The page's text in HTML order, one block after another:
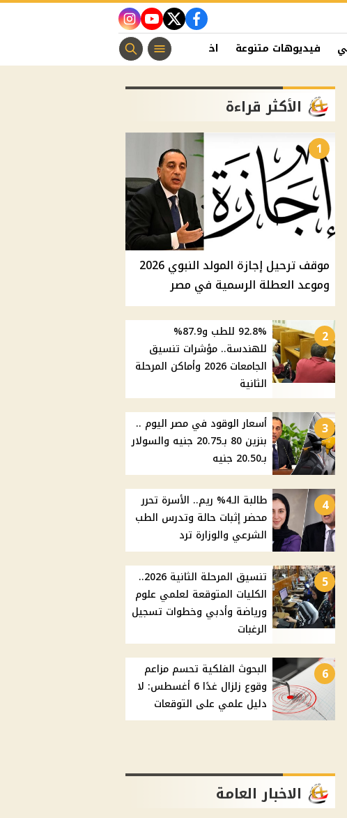
facebook
twitter
youtube
instagram
فيديوهات متنوعة اخبار الفن منوعات مسيحية
الأكثر قراءة
1
موقف ترحيل إجازة المولد النبوي 2026
وموعد العطلة الرسمية في مصر
2
92.8% للطب و87.9%
للهندسة.. مؤشرات تنسيق
الجامعات 2026 وأماكن المرحلة
الثانية
3
أسعار الوقود في مصر اليوم ..
بنزين 80 بـ20.75 جنيه والسولار
بـ20.50 جنيه
4
طالبة الـ4% ريم.. الأسرة تحرر
محضر إثبات حالة وتدرس الطب
الشرعي والوزارة ترد
5
تنسيق المرحلة الثانية 2026..
الكليات المتوقعة لعلمي علوم
ورياضة وأدبي وخطوات تسجيل
الرغبات
6
البحوث الفلكية تحسم مزاعم
وقوع زلزال غدًا 6 أغسطس: لا
دليل علمي على التوقعات
الاخبار العامة